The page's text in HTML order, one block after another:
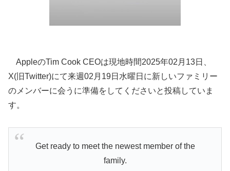
AppleのTim Cook CEOは現地時間2025年02月13日、
X(旧Twitter)にて来週02月19日水曜日に新しいファミリー
のメンバーに会うに準備をしてくださいと投稿していま
す。
Get ready to meet the newest member of the
family.